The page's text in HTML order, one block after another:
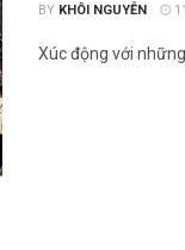
BY KHÔI NGUYỄN
Xúc động với